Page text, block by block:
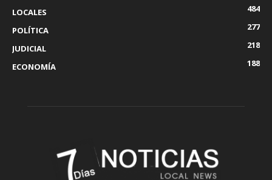
LOCALES
484
POLÍTICA
277
JUDICIAL
218
ECONOMÍA
188